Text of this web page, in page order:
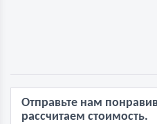
Отправьте нам
рассчитаем стоимость.